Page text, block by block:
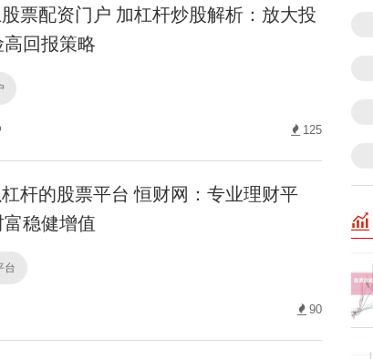
票配资门户 加杠杆炒股解析：放大投
回报策略
125
杆的股票平台 恒财网：专业理财平
稳健增值
台
90